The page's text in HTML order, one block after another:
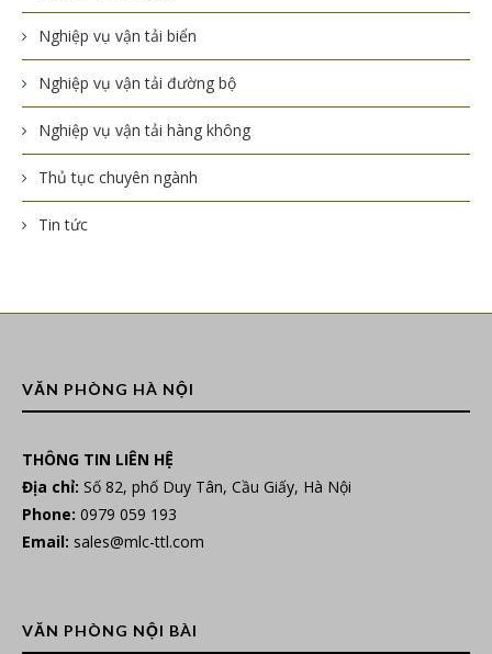
Nghiệp vụ vận tải biển
Nghiệp vụ vận tải đường bộ
Nghiệp vụ vận tải hàng không
Thủ tục chuyên ngành
Tin tức
VĂN PHÒNG HÀ NỘI
THÔNG TIN LIÊN HỆ
Địa chỉ: Số 82, phố Duy Tân, Cầu Giấy, Hà Nội
Phone: 0979 059 193
Email: sales@mlc-ttl.com
VĂN PHÒNG NỘI BÀI